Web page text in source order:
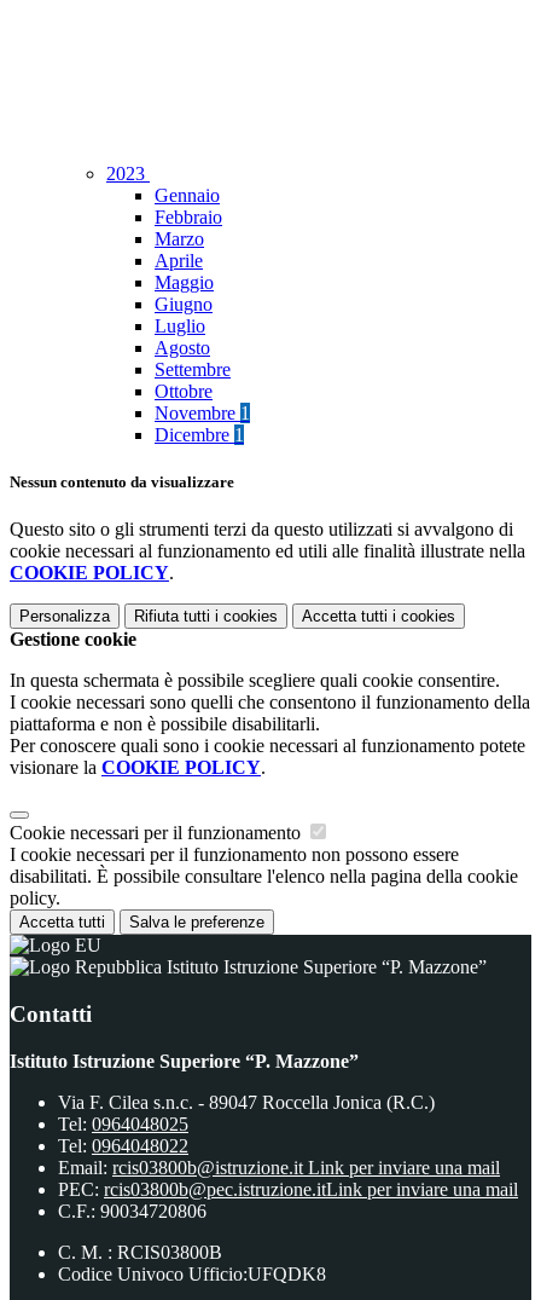
2023
Gennaio
Febbraio
Marzo
Aprile
Maggio
Giugno
Luglio
Agosto
Settembre
Ottobre
Novembre 1
Dicembre 1
Nessun contenuto da visualizzare
Questo sito o gli strumenti terzi da questo utilizzati si avvalgono di
cookie necessari al funzionamento ed utili alle finalità illustrate nella
COOKIE POLICY.
Personalizza Rifiuta tutti i cookies Accetta tutti i cookies
Gestione cookie
In questa schermata è possibile scegliere quali cookie consentire.
I cookie necessari sono quelli che consentono il funzionamento della
piattaforma e non è possibile disabilitarli.
Per conoscere quali sono i cookie necessari al funzionamento potete
visionare la COOKIE POLICY.
Cookie necessari per il funzionamento
I cookie necessari per il funzionamento non possono essere
disabilitati. È possibile consultare l'elenco nella pagina della cookie
policy.
Accetta tutti Salva le preferenze
Istituto Istruzione Superiore “P. Mazzone”
Contatti
Istituto Istruzione Superiore “P. Mazzone”
Via F. Cilea s.n.c. - 89047 Roccella Jonica (R.C.)
Tel: 0964048025
Tel: 0964048022
Email: rcis03800b@istruzione.it Link per inviare una mail
PEC: rcis03800b@pec.istruzione.itLink per inviare una mail
C.F.: 90034720806
C. M. : RCIS03800B
Codice Univoco Ufficio:UFQDK8